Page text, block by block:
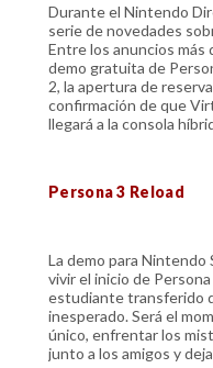
Durante el Nintendo
serie de novedades
Entre los anuncios
demo gratuita de
2, la apertura de
confirmación de que
llegará a la consola
Persona 3 Reload
La demo para
vivir el inicio de
estudiante transferido
inesperado. Será el
único, enfrentar los
junto a los amigos y